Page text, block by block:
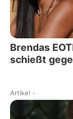
Brendas
schießt
Artikel -